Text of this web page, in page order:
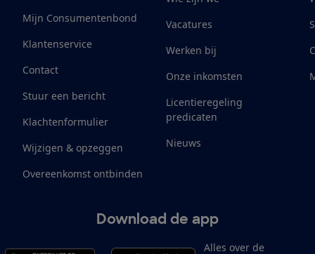
Mijn Consumentenbond
Klantenservice
Contact
Stuur een bericht
Klachtenformulier
Wijzigen & opzeggen
Overeenkomst ontbinden
Vacatures
Werken bij
Onze inkomsten
Licentieregeling
predicaten
Nieuws
Download de app
Alles over de